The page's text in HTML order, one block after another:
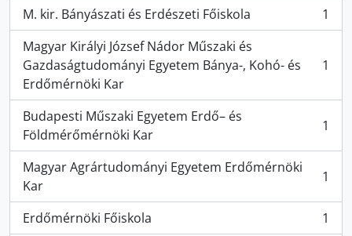
M. kir. Bányászati és Erdészeti Főiskola
, 1 resultados
1
Magyar Királyi József Nádor Műszaki és
Gazdaságtudományi Egyetem Bánya-, Kohó- és
Erdőmérnöki Kar
, 1 resultados 1
Budapesti Műszaki Egyetem Erdő– és
Földmérőmérnöki Kar
, 1 resultados 1
Magyar Agrártudományi Egyetem Erdőmérnöki
Kar
, 1 resultados 1
Erdőmérnöki Főiskola
, 1 resultados
1